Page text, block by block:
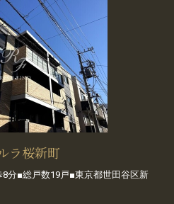
ラ桜新町
分■総戸数19戸■東京都世田谷区新